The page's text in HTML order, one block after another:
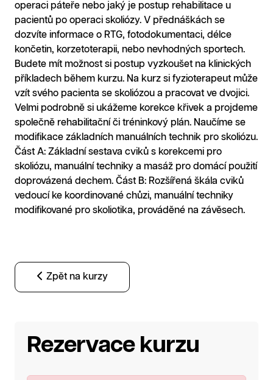
operaci páteře nebo jaký je postup rehabilitace u
pacientů po operaci skoliózy. V přednáškách se
dozvíte informace o RTG, fotodokumentaci, délce
končetin, korzetoterapii, nebo nevhodných sportech.
Budete mít možnost si postup vyzkoušet na klinických
příkladech během kurzu. Na kurz si fyzioterapeut může
vzít svého pacienta se skoliózou a pracovat ve dvojici.
Velmi podrobně si ukážeme korekce křivek a projdeme
společně rehabilitační či tréninkový plán. Naučíme se
modifikace základních manuálních technik pro skoliózu.
Část A: Základní sestava cviků s korekcemi pro
skoliózu, manuální techniky a masáž pro domácí použití
doprovázená dechem. Část B: Rozšířená škála cviků
vedoucí ke koordinované chůzi, manuální techniky
modifikované pro skoliotika, prováděné na závěsech.
Zpět na kurzy
Rezervace kurzu